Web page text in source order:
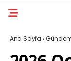
Ana Sayfa ›